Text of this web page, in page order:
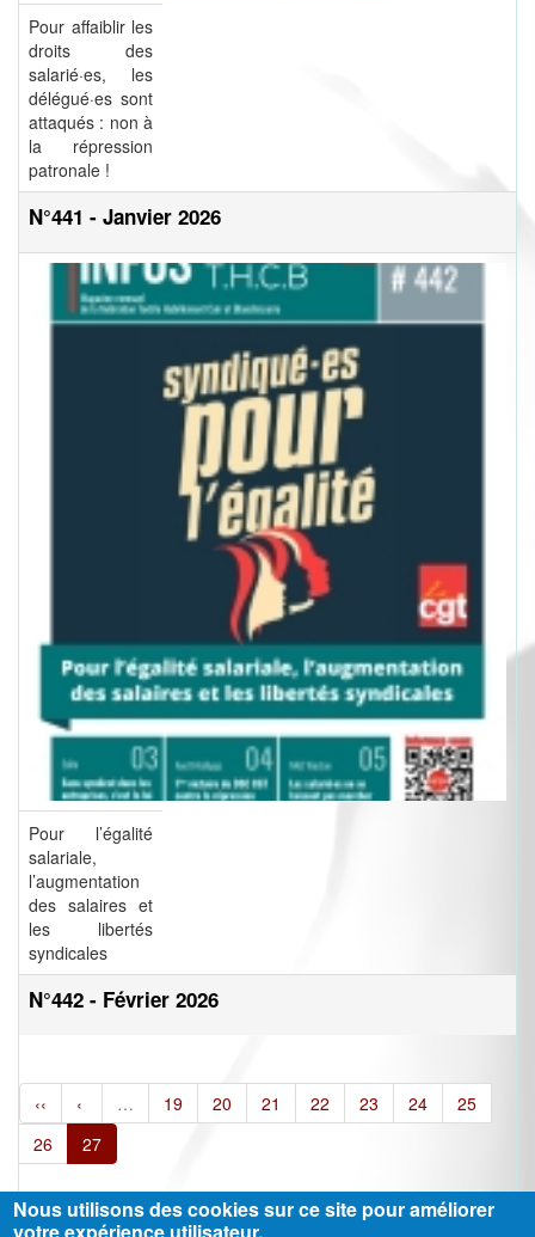
Pour affaiblir les
droits des
salarié·es, les
délégué·es sont
attaqués : non à
la répression
patronale !
N°441 - Janvier 2026
Pour l’égalité
salariale,
l’augmentation
des salaires et
les libertés
syndicales
N°442 - Février 2026
‹‹ ‹ … 19 20 21 22 23 24
25
26
27
Nous utilisons des cookies sur ce site pour améliorer